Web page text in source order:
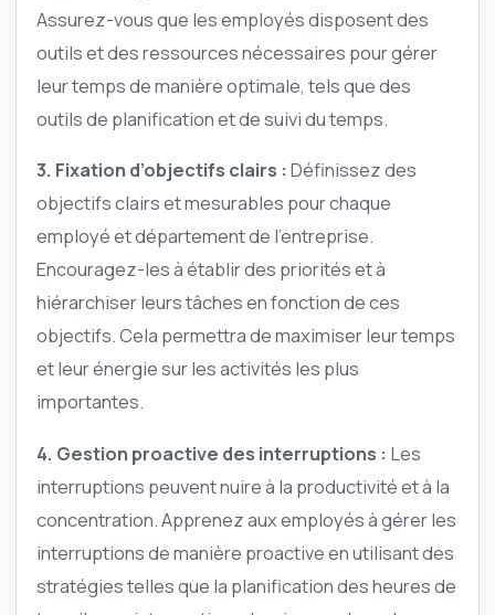
Assurez-vous que les employés disposent des
outils et des ressources nécessaires pour gérer
leur temps de manière optimale, tels que des
outils de planification et de suivi du temps.
3. Fixation d’objectifs clairs : Définissez des
objectifs clairs et mesurables pour chaque
employé et département de l’entreprise.
Encouragez-les à établir des priorités et à
hiérarchiser leurs tâches en fonction de ces
objectifs. Cela permettra de maximiser leur temps
et leur énergie sur les activités les plus
importantes.
4. Gestion proactive des interruptions : Les
interruptions peuvent nuire à la productivité et à la
concentration. Apprenez aux employés à gérer les
interruptions de manière proactive en utilisant des
stratégies telles que la planification des heures de